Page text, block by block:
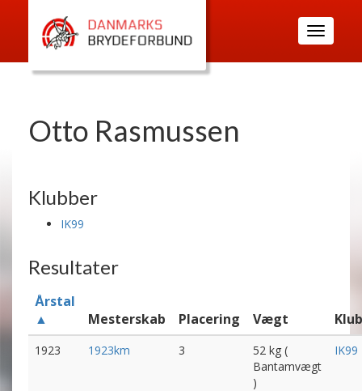
Toggle
navigation
Otto Rasmussen
Klubber
IK99
Resultater
Årstal
▲
Mesterskab Placering Vægt Klub
1923 1923km 3
52 kg (
Bantamvægt
)
IK99